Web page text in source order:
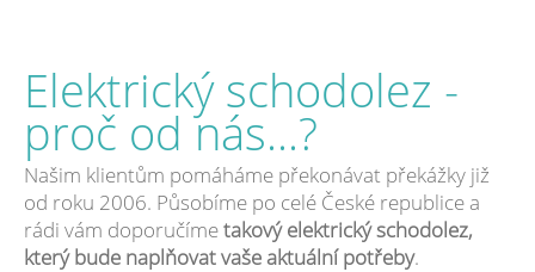
Elektrický schodolez -
proč od nás...?
Našim klientům pomáháme překonávat překážky již
od roku 2006. Působíme po celé České republice a
rádi vám doporučímetakový elektrický schodolez,
který bude naplňovat vaše aktuální potřeby.